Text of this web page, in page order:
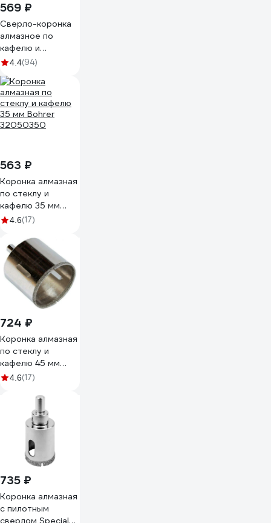
569 ₽
Сверло-коронка
алмазное по
кафелю и
керамограниту 42
152042
4.4(94)
563 ₽
Коронка алмазная
по стеклу и
кафелю 35 мм
Bohrer 32050350
4.6(17)
724 ₽
Коронка алмазная
по стеклу и
кафелю 45 мм
BOHRER
4.6(17)
735 ₽
Коронка алмазная
с пилотным
сверлом Special